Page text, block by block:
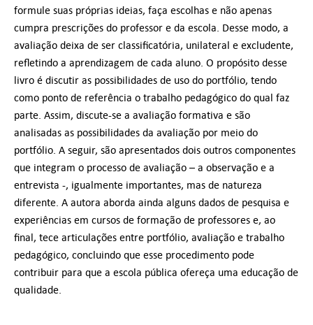
formule suas próprias ideias, faça escolhas e não apenas
cumpra prescrições do professor e da escola. Desse modo, a
avaliação deixa de ser classificatória, unilateral e excludente,
refletindo a aprendizagem de cada aluno. O propósito desse
livro é discutir as possibilidades de uso do portfólio, tendo
como ponto de referência o trabalho pedagógico do qual faz
parte. Assim, discute-se a avaliação formativa e são
analisadas as possibilidades da avaliação por meio do
portfólio. A seguir, são apresentados dois outros componentes
que integram o processo de avaliação – a observação e a
entrevista -, igualmente importantes, mas de natureza
diferente. A autora aborda ainda alguns dados de pesquisa e
experiências em cursos de formação de professores e, ao
final, tece articulações entre portfólio, avaliação e trabalho
pedagógico, concluindo que esse procedimento pode
contribuir para que a escola pública ofereça uma educação de
qualidade.